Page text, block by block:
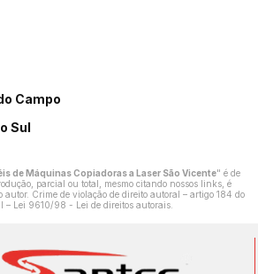
Campo
Sul
de Máquinas Copiadoras a Laser São Vicente" é de
parcial ou total, mesmo citando nossos links, é
autor. Crime de violação de direito autoral – artigo 184 do
– Lei 9610/98 - Lei de direitos autorais.